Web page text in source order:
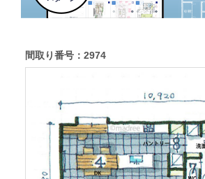
間取り番号：2974